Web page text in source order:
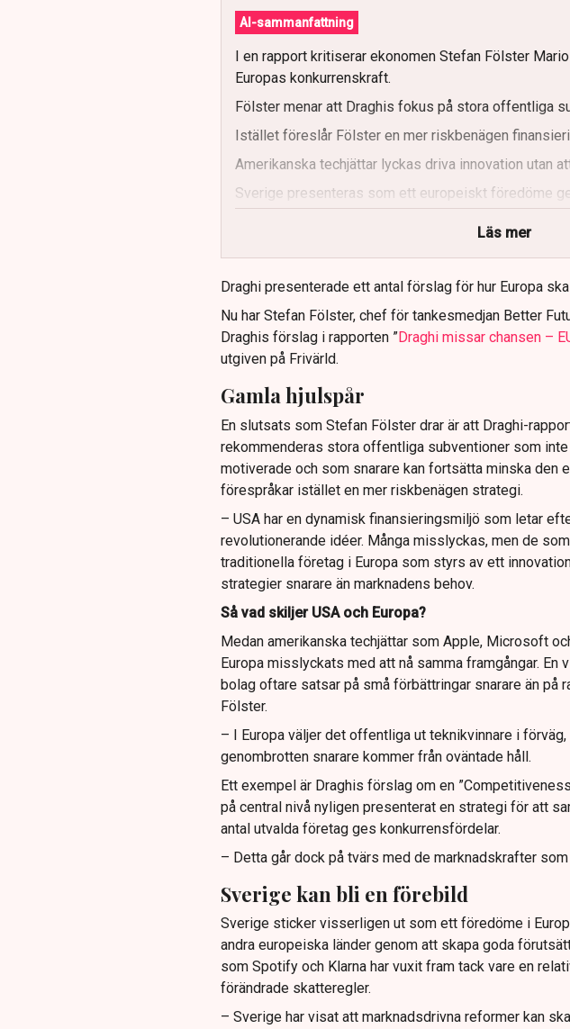
AI-sammanfattning
I en rapport kritiserar ekonomen Stefan Fölster
Europas konkurrenskraft.
Fölster menar att Draghis fokus på stora offentliga
Istället föreslår Fölster en mer riskbenägen
Amerikanska techjättar lyckas driva innovation utan
Sverige presenteras som ett europeiskt föredöme
reformer.
Fölster understryker vikten av att förenkla regelverk
Läs mer
Draghi presenterade ett antal förslag för hur Europa
Nu har Stefan Fölster, chef för tankesmedjan Better
Draghis förslag i rapporten ”Draghi missar chansen –
utgiven på Frivärld.
Gamla hjulspår
En slutsats som Stefan Fölster drar är att Draghi-
rekommenderas stora offentliga subventioner som
motiverade och som snarare kan fortsätta minska den
förespråkar istället en mer riskbenägen strategi.
– USA har en dynamisk finansieringsmiljö som letar
revolutionerande idéer. Många misslyckas, men de
traditionella företag i Europa som styrs av ett
strategier snarare än marknadens behov.
Så vad skiljer USA och Europa?
Medan amerikanska techjättar som Apple, Microsoft
Europa misslyckats med att nå samma framgångar. En
bolag oftare satsar på små förbättringar snarare än på
Fölster.
– I Europa väljer det offentliga ut teknikvinnare i
genombrotten snarare kommer från oväntade håll.
Ett exempel är Draghis förslag om en
på central nivå nyligen presenterat en strategi för att
antal utvalda företag ges konkurrensfördelar.
– Detta går dock på tvärs med de marknadskrafter
Sverige kan bli en förebild
Sverige sticker visserligen ut som ett föredöme i
andra europeiska länder genom att skapa goda
som Spotify och Klarna har vuxit fram tack vare en
förändrade skatteregler.
– Sverige har visat att marknadsdrivna reformer kan